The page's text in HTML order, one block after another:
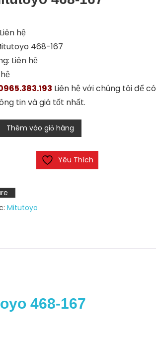
hệ
468-167
Liên hệ
Liên hệ với chúng tôi để có
tin và giá tốt nhất.
Thêm vào giỏ hàng
Yêu Thích
Mitutoyo
468-167